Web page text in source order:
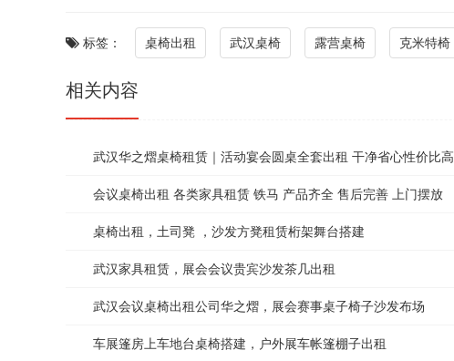
标签： 桌椅出租 武汉桌椅 露营桌椅 克米特椅
相关内容
武汉华之熠桌椅租赁｜活动宴会圆桌全套出租 干净省心性价比高
会议桌椅出租 各类家具租赁 铁马 产品齐全 售后完善 上门摆放
桌椅出租，土司凳 ，沙发方凳租赁桁架舞台搭建
武汉家具租赁，展会会议贵宾沙发茶几出租
武汉会议桌椅出租公司华之熠，展会赛事桌子椅子沙发布场
车展篷房上车地台桌椅搭建，户外展车帐篷棚子出租